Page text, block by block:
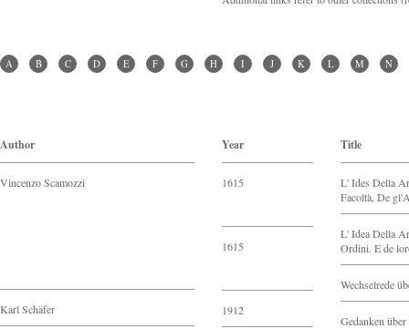
A B C D E F G H I J K L M N
Author
Vincenzo Scamozzi
Karl Schäfer
Year
1615
1615
1912
Title
L' Ides Della
Facoltà, De
L' Idea Della
Ordini. E de
Wechselrede
Gedanken